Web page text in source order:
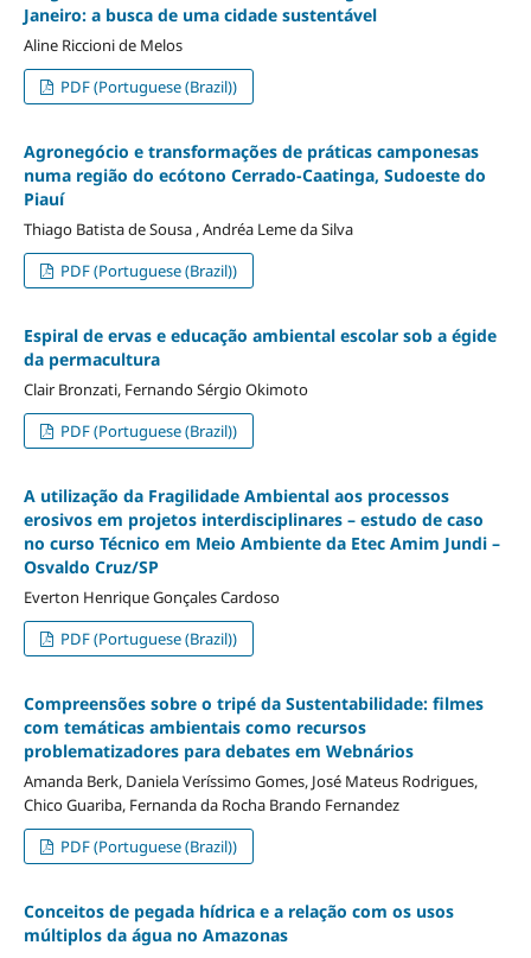
Janeiro: a busca de uma cidade sustentável
Aline Riccioni de Melos
PDF (Portuguese (Brazil))
Agronegócio e transformações de práticas camponesas
numa região do ecótono Cerrado-Caatinga, Sudoeste do
Piauí
Thiago Batista de Sousa , Andréa Leme da Silva
PDF (Portuguese (Brazil))
Espiral de ervas e educação ambiental escolar sob a égide
da permacultura
Clair Bronzati, Fernando Sérgio Okimoto
PDF (Portuguese (Brazil))
A utilização da Fragilidade Ambiental aos processos
erosivos em projetos interdisciplinares – estudo de caso
no curso Técnico em Meio Ambiente da Etec Amim Jundi –
Osvaldo Cruz/SP
Everton Henrique Gonçales Cardoso
PDF (Portuguese (Brazil))
Compreensões sobre o tripé da Sustentabilidade: filmes
com temáticas ambientais como recursos
problematizadores para debates em Webnários
Amanda Berk, Daniela Veríssimo Gomes, José Mateus Rodrigues,
Chico Guariba, Fernanda da Rocha Brando Fernandez
PDF (Portuguese (Brazil))
Conceitos de pegada hídrica e a relação com os usos
múltiplos da água no Amazonas